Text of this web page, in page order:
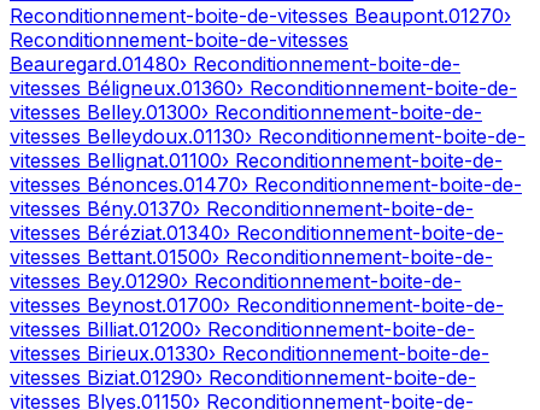
Reconditionnement-boite-de-vitesses Beaupont.01270›
Reconditionnement-boite-de-vitesses
Beauregard.01480› Reconditionnement-boite-de-
vitesses Béligneux.01360› Reconditionnement-boite-de-
vitesses Belley.01300› Reconditionnement-boite-de-
vitesses Belleydoux.01130› Reconditionnement-boite-de-
vitesses Bellignat.01100› Reconditionnement-boite-de-
vitesses Bénonces.01470› Reconditionnement-boite-de-
vitesses Bény.01370› Reconditionnement-boite-de-
vitesses Béréziat.01340› Reconditionnement-boite-de-
vitesses Bettant.01500› Reconditionnement-boite-de-
vitesses Bey.01290› Reconditionnement-boite-de-
vitesses Beynost.01700› Reconditionnement-boite-de-
vitesses Billiat.01200› Reconditionnement-boite-de-
vitesses Birieux.01330› Reconditionnement-boite-de-
vitesses Biziat.01290› Reconditionnement-boite-de-
vitesses Blyes.01150› Reconditionnement-boite-de-